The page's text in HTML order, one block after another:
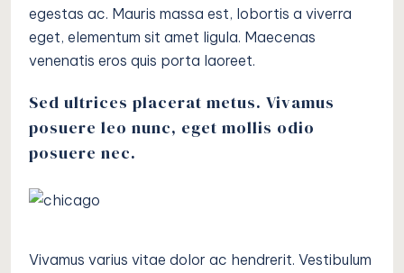
egestas ac. Mauris massa est, lobortis a viverra
eget, elementum sit amet ligula. Maecenas
venenatis eros quis porta laoreet.
Sed ultrices placerat metus. Vivamus
posuere leo nunc, eget mollis odio
posuere nec.
Vivamus varius vitae dolor ac hendrerit. Vestibulum